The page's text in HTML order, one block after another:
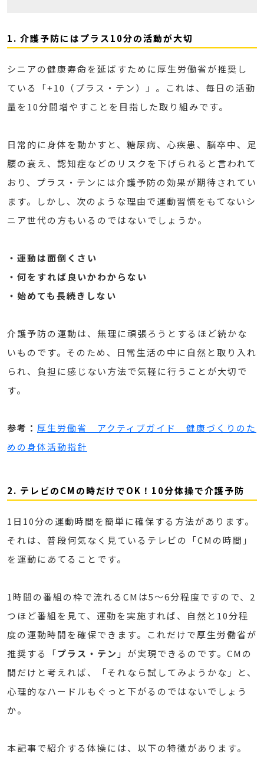
1. 介護予防にはプラス10分の活動が大切
シニアの健康寿命を延ばすために厚生労働省が推奨し
ている「+10（プラス・テン）」。これは、毎日の活動
量を10分間増やすことを目指した取り組みです。
日常的に身体を動かすと、糖尿病、心疾患、脳卒中、足
腰の衰え、認知症などのリスクを下げられると言われて
おり、プラス・テンには介護予防の効果が期待されてい
ます。しかし、次のような理由で運動習慣をもてないシ
ニア世代の方もいるのではないでしょうか。
・運動は面倒くさい
・何をすれば良いかわからない
・始めても長続きしない
介護予防の運動は、無理に頑張ろうとするほど続かな
いものです。そのため、日常生活の中に自然と取り入れ
られ、負担に感じない方法で気軽に行うことが大切で
す。
参考： 厚生労働省 アクティブガイド 健康づくりのた
めの身体活動指針
2. テレビのCMの時だけでOK！10分体操で介護予防
1日10分の運動時間を簡単に確保する方法があります。
それは、普段何気なく見ているテレビの「CMの時間」
を運動にあてることです。
1時間の番組の枠で流れるCMは5～6分程度ですので、2
つほど番組を見て、運動を実施すれば、自然と10分程
度の運動時間を確保できます。これだけで厚生労働省が
推奨する「プラス・テン 」が実現できるのです。CMの
間だけと考えれば、「それなら試してみようかな」と、
心理的なハードルもぐっと下がるのではないでしょう
か。
本記事で紹介する体操には、以下の特徴があります。